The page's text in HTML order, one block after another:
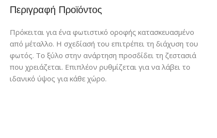
Περιγραφή Προϊόντος
Πρόκειται για ένα φωτιστικό οροφής κατασκευασμένο
από μέταλλο. Η σχεδίασή του επιτρέπει τη διάχυση του
φωτός. Το ξύλο στην ανάρτηση προσδίδει τη ζεστασιά
που χρειάζεται. Επιπλέον ρυθμίζεται για να λάβει το
ιδανικό ύψος για κάθε χώρο.